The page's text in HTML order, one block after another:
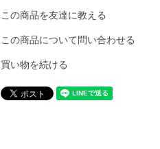
この商品を友達に教える
この商品について問い合わせる
買い物を続ける